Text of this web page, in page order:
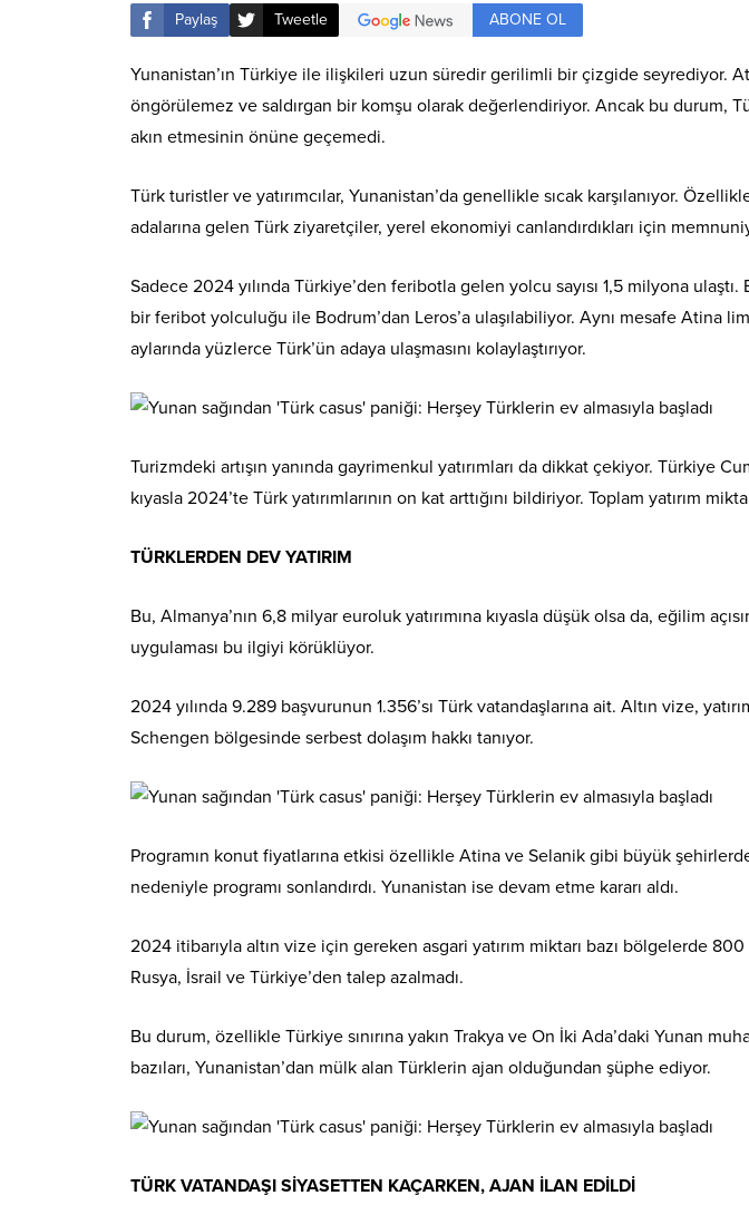
Paylaş Tweetle ABONE OL
Yunanistan’ın Türkiye ile ilişkileri uzun süredir gerilimli bir çizgide seyrediyor.
öngörülemez ve saldırgan bir komşu olarak değerlendiriyor. Ancak bu durum,
akın etmesinin önüne geçemedi.
Türk turistler ve yatırımcılar, Yunanistan’da genellikle sıcak karşılanıyor.
adalarına gelen Türk ziyaretçiler, yerel ekonomiyi canlandırdıkları için
Sadece 2024 yılında Türkiye’den feribotla gelen yolcu sayısı 1,5 milyona
bir feribot yolculuğu ile Bodrum’dan Leros’a ulaşılabiliyor. Aynı mesafe Atina
aylarında yüzlerce Türk’ün adaya ulaşmasını kolaylaştırıyor.
Turizmdeki artışın yanında gayrimenkul yatırımları da dikkat çekiyor. Türkiye
kıyasla 2024’te Türk yatırımlarının on kat arttığını bildiriyor. Toplam yatırım
TÜRKLERDEN DEV YATIRIM
Bu, Almanya’nın 6,8 milyar euroluk yatırımına kıyasla düşük olsa da, eğilim
uygulaması bu ilgiyi körüklüyor.
2024 yılında 9.289 başvurunun 1.356’sı Türk vatandaşlarına ait. Altın vize,
Schengen bölgesinde serbest dolaşım hakkı tanıyor.
Programın konut fiyatlarına etkisi özellikle Atina ve Selanik gibi büyük
nedeniyle programı sonlandırdı. Yunanistan ise devam etme kararı aldı.
2024 itibarıyla altın vize için gereken asgari yatırım miktarı bazı bölgelerde
Rusya, İsrail ve Türkiye’den talep azalmadı.
Bu durum, özellikle Türkiye sınırına yakın Trakya ve On İki Ada’daki Yunan
bazıları, Yunanistan’dan mülk alan Türklerin ajan olduğundan şüphe ediyor.
TÜRK VATANDAŞI SİYASETTEN KAÇARKEN, AJAN İLAN EDİLDİ